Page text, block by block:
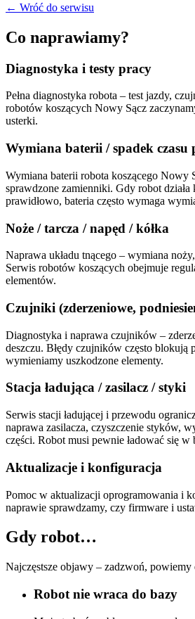
← Wróć do serwisu
Co naprawiamy?
Diagnostyka i testy pracy
Pełna diagnostyka robota – test jazdy,
robotów koszących Nowy Sącz
usterki.
Wymiana baterii / spadek czasu
Wymiana baterii robota koszącego Nowy
sprawdzone zamienniki. Gdy robot działa
prawidłowo, bateria często wymaga
Noże / tarcza / napęd / kółka
Naprawa układu tnącego – wymiana
Serwis robotów koszących obejmuje
elementów.
Czujniki (zderzeniowe,
Diagnostyka i naprawa czujników –
deszczu. Błędy czujników często blokują
wymieniamy uszkodzone elementy.
Stacja ładująca / zasilacz / styki
Serwis stacji ładującej i przewodu
naprawa zasilacza, czyszczenie styków,
części. Robot musi pewnie ładować się w
Aktualizacje i konfiguracja
Pomoc w aktualizacji oprogramowania i
naprawie sprawdzamy, czy firmware i
Gdy robot…
Najczęstsze objawy – zadzwoń, powiemy
Robot nie wraca do bazy